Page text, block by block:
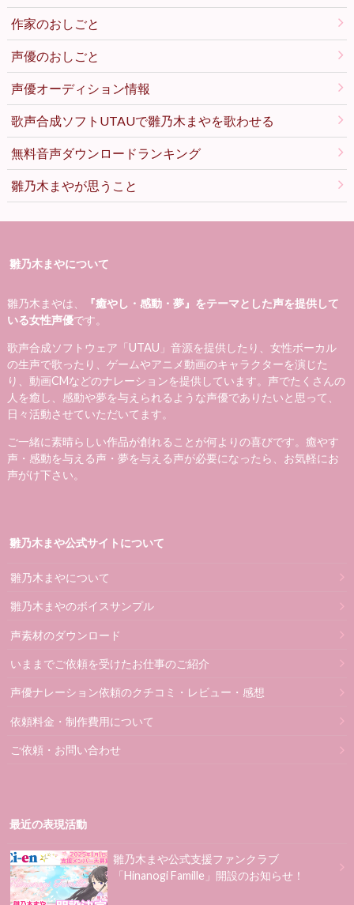
作家のおしごと
声優のおしごと
声優オーディション情報
歌声合成ソフトUTAUで雛乃木まやを歌わせる
無料音声ダウンロードランキング
雛乃木まやが思うこと
雛乃木まやについて
雛乃木まやは、
『癒やし・感動・夢』をテーマとした声を提供して
いる女性声優です。
歌声合成ソフトウェア「UTAU」音源を提供したり、女性ボーカル
の生声で歌ったり、ゲームやアニメ動画のキャラクターを演じた
り、動画CMなどのナレーションを提供しています。声でたくさんの
人を癒し、感動や夢を与えられるような声優でありたいと思って、
日々活動させていただいてます。
ご一緒に素晴らしい作品が創れることが何よりの喜びです。癒やす
声・感動を与える声・夢を与える声が必要になったら、お気軽にお
声がけ下さい。
雛乃木まや公式サイトについて
雛乃木まやについて
雛乃木まやのボイスサンプル
声素材のダウンロード
いままでご依頼を受けたお仕事のご紹介
声優ナレーション依頼のクチコミ・レビュー・感想
依頼料金・制作費用について
ご依頼・お問い合わせ
最近の表現活動
雛乃木まや公式支援ファンクラブ
「Hinanogi Famille」開設のお知らせ！